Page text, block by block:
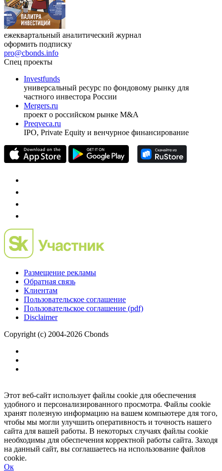
ежеквартальный аналитический журнал
оформить подписку
pro@cbonds.info
Спец проекты
Investfunds
универсальный ресурс по фондовому рынку для
частного инвестора России
Mergers.ru
проект о российском рынке M&A
Preqveca.ru
IPO, Private Equity и венчурное финансирование
Размещение рекламы
Обратная связь
Клиентам
Пользовательское соглашение
Пользовательское соглашение (pdf)
Disclaimer
Copyright (c) 2004-2026 Cbonds
Этот веб-сайт использует файлы cookie для обеспечения
удобного и персонализированного просмотра. Файлы cookie
хранят полезную информацию на вашем компьютере для того,
чтобы мы могли улучшить оперативность и точность нашего
сайта для вашей работы. В некоторых случаях файлы cookie
необходимы для обеспечения корректной работы сайта. Заходя
на данный сайт, вы соглашаетесь на использование файлов
cookie.
Ок